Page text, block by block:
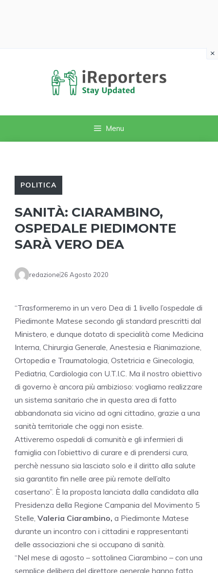
Menu
POLITICA
SANITÀ: CIARAMBINO,
OSPEDALE PIEDIMONTE
SARÀ VERO DEA
redazione26 Agosto 2020
“Trasformeremo in un vero Dea di 1 livello l’ospedale di
Piedimonte Matese secondo gli standard prescritti dal
Ministero, e dunque dotato di specialità come Medicina
Interna, Chirurgia Generale, Anestesia e Rianimazione,
Ortopedia e Traumatologia, Ostetricia e Ginecologia,
Pediatria, Cardiologia con U.T.I.C. Ma il nostro obiettivo
di governo è ancora più ambizioso: vogliamo realizzare
un sistema sanitario che in questa area di fatto
abbandonata sia vicino ad ogni cittadino, grazie a una
sanità territoriale che oggi non esiste.
Attiveremo ospedali di comunità e gli infermieri di
famiglia con l’obiettivo di curare e di prendersi cura,
perchè nessuno sia lasciato solo e il diritto alla salute
sia garantito fin nelle aree più remote dell’alto
casertano”. È la proposta lanciata dalla candidata alla
Presidenza della Regione Campania del Movimento 5
Stelle, Valeria Ciarambino, a Piedimonte Matese
durante un incontro con i cittadini e rappresentanti
delle associazioni che si occupano di sanità.
“Nel mese di agosto – sottolinea Ciarambino – con una
semplice delibera del direttore generale hanno fatto
×